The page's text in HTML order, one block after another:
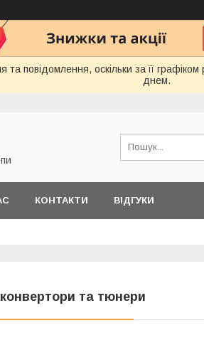
повідомлення, оскільки за її
днем.
КОНТАКТИ ВІДГУКИ
та тюнери